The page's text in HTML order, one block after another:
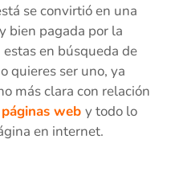
se convirtió en una
bien pagada por la
en búsqueda de
o quieres ser uno, ya
más clara con relación
páginas web y todo lo
en internet.